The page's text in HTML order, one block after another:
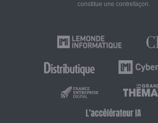
constitue une contrefaçon.